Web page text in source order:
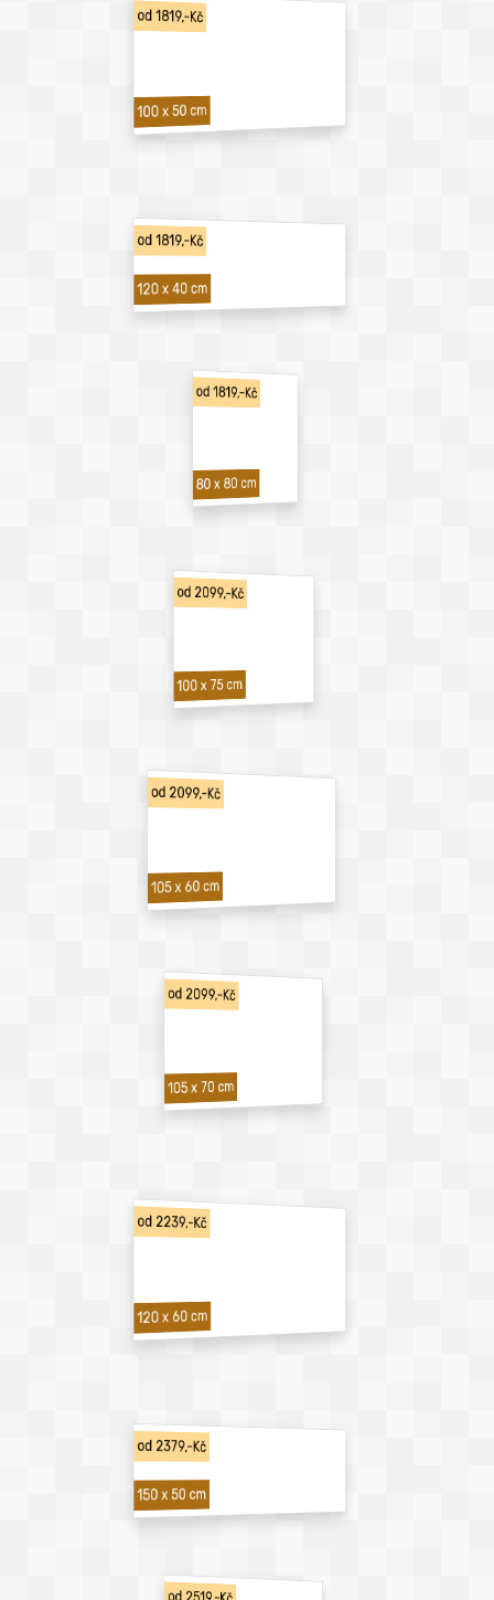
od 1819,-Kč
100 x 50 cm
od 1819,-Kč
120 x 40 cm
od 1819,-Kč
80 x 80 cm
od 2099,-Kč
100 x 75 cm
od 2099,-Kč
105 x 60 cm
od 2099,-Kč
105 x 70 cm
od 2239,-Kč
120 x 60 cm
od 2379,-Kč
150 x 50 cm